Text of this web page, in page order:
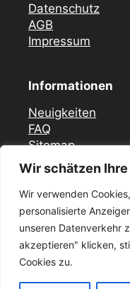
Wir schätzen
Wir verwenden
personalisierte
unseren Datenverkehr
akzeptieren" klicken,
Cookies zu.
Datenschutz
AGB
Impressum
Informationen
Neuigkeiten
FAQ
Sitemap
Vor Ort Notfall
Mercedes
Düsseldorf
Zündschloss
Mercedes
ELV / ESL